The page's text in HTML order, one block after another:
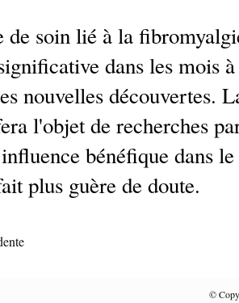
de soin lié à la
dans les mois
nouvelles découvertes.
l'objet de recherches
bénéfique dans
plus guère de doute.
©